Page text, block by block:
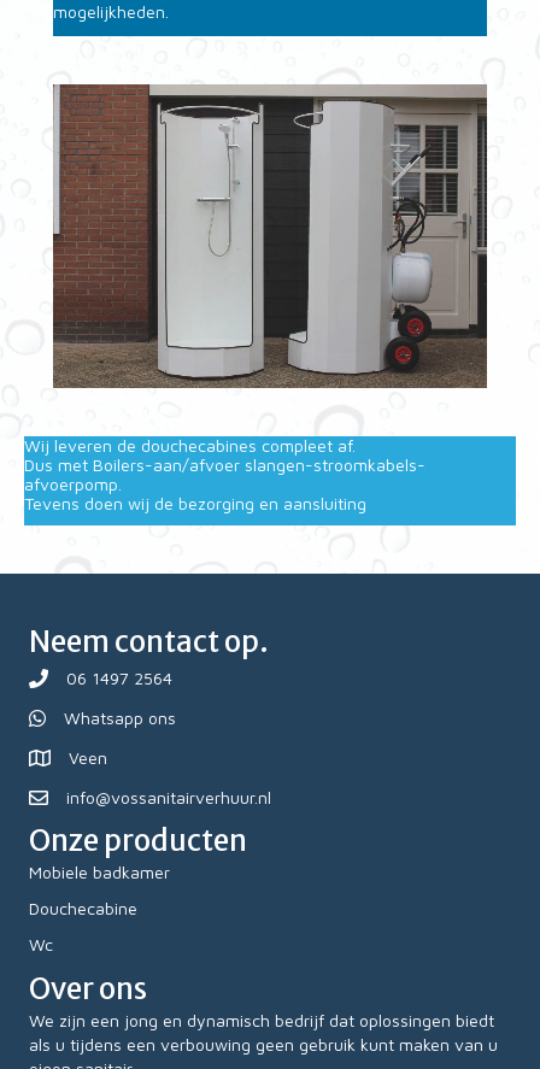
mogelijkheden.
Wij leveren de douchecabines compleet af.
Dus met Boilers-aan/afvoer slangen-stroomkabels-
afvoerpomp.
Tevens doen wij de bezorging en aansluiting
Neem contact op.
06 1497 2564
Whatsapp ons
Veen
info@vossanitairverhuur.nl
Onze producten
Mobiele badkamer
Douchecabine
Wc
Over ons
We zijn een jong en dynamisch bedrijf dat oplossingen biedt
als u tijdens een verbouwing geen gebruik kunt maken van u